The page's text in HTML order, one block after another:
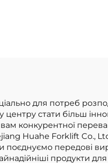
для потреб
стати більш
конкурентної
Huahe Forklift Co.,
передові
продукти